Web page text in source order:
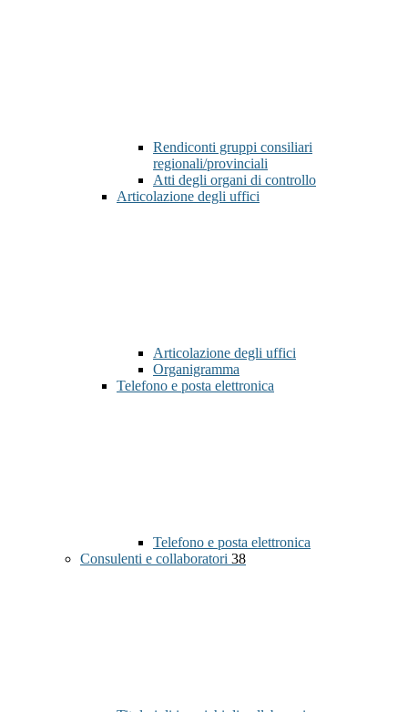
Rendiconti gruppi consiliari
regionali/provinciali
Atti degli organi di controllo
Articolazione degli uffici
Articolazione degli uffici
Organigramma
Telefono e posta elettronica
Telefono e posta elettronica
Consulenti e collaboratori 38